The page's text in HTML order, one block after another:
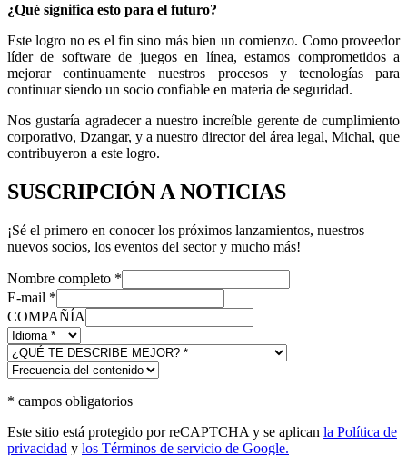
¿Qué significa esto para el futuro?
Este logro no es el fin sino más bien un comienzo. Como proveedor
líder de software de juegos en línea, estamos comprometidos a
mejorar continuamente nuestros procesos y tecnologías para
continuar siendo un socio confiable en materia de seguridad.
Nos gustaría agradecer a nuestro increíble gerente de cumplimiento
corporativo, Dzangar, y a nuestro director del área legal, Michal, que
contribuyeron a este logro.
SUSCRIPCIÓN A NOTICIAS
¡Sé el primero en conocer los próximos lanzamientos, nuestros
nuevos socios, los eventos del sector y mucho más!
Nombre completo *
E-mail *
COMPAÑÍA
* campos obligatorios
Este sitio está protegido por reCAPTCHA y se aplican la Política de
privacidad y los Términos de servicio de Google.